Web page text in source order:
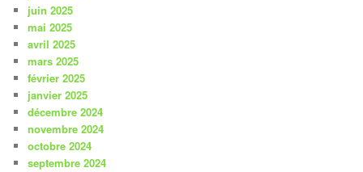
juin 2025
mai 2025
avril 2025
mars 2025
février 2025
janvier 2025
décembre 2024
novembre 2024
octobre 2024
septembre 2024